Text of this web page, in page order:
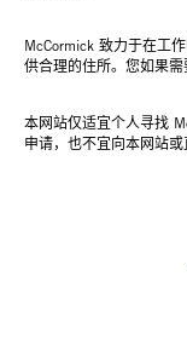
McCormick 致力于在工
供合理的住所。您如果需
本网站仅适宜个人寻找
申请，也不宜向本网站或